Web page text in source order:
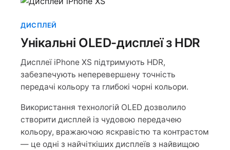
ДИСПЛЕЙ
Унікальні OLED-дисплеї з HDR
Дисплеї iPhone XS підтримують HDR,
забезпечують неперевершену точність
передачі кольору та глибокі чорні кольори.
Використання технологій OLED дозволило
створити дисплей із чудовою передачею
кольору, вражаючою яскравістю та контрастом
— це одні з найчіткіших дисплеїв з найвищою